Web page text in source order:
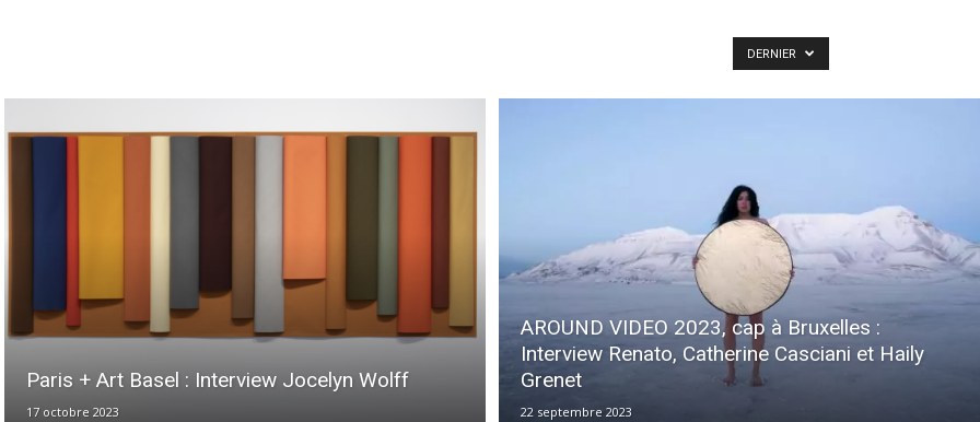
DERNIER
Paris + Art Basel : Interview Jocelyn Wolff
17 octobre 2023
AROUND VIDEO 2023, cap à Bruxelles :
Interview Renato, Catherine Casciani et Haily
Grenet
22 septembre 2023